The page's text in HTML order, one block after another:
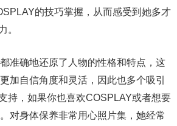
的技巧掌握，从而感受到她多才
。
准确地还原了人物的性格和特点，这
加自信角度和灵活，因此也多个吸引
持，如果你也喜欢COSPLAY或者想要
对身体保养非常用心照片集，她经常